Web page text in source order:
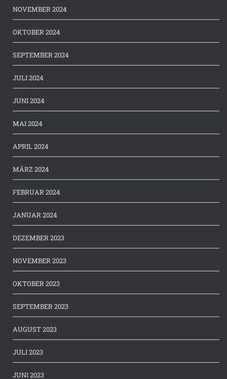
NOVEMBER 2024
OKTOBER 2024
SEPTEMBER 2024
JULI 2024
JUNI 2024
MAI 2024
APRIL 2024
MÄRZ 2024
FEBRUAR 2024
JANUAR 2024
DEZEMBER 2023
NOVEMBER 2023
OKTOBER 2023
SEPTEMBER 2023
AUGUST 2023
JULI 2023
JUNI 2023